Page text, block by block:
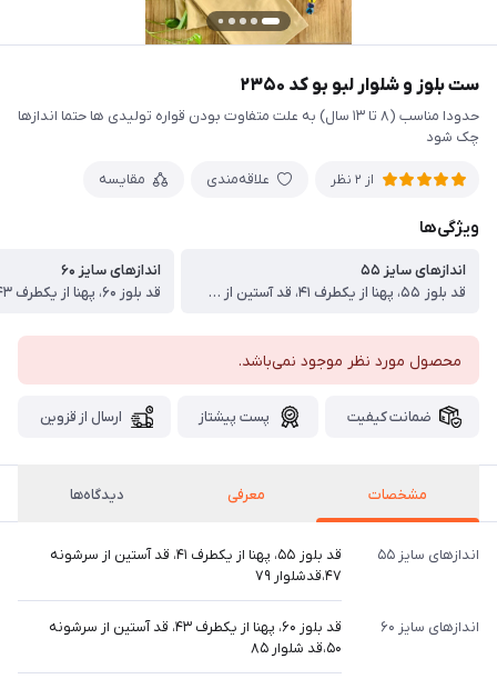
ست بلوز و شلوار لبو بو کد ۲۳۵۰
حدودا مناسب (۸ تا ۱۳ سال) به علت متفاوت بودن قواره تولیدی ها حتما اندازها
چک شود
از 2 نظر علاقه‌مندی مقایسه
ویژگی‌ها
اندازهای سایز ۵۵
قد بلوز ۵۵، پهنا از یکطرف ۴۱، قد آستین از سرشونه ۴۷،قدشلوار ۷۹
اندازهای سایز ۶۰
محصول مورد نظر موجود نمی‌باشد.
ضمانت کیفیت پست پیشتاز ارسال از قزوین
مشخصات معرفی دیدگاه‌ها
اندازهای سایز ۵۵
قد بلوز ۵۵، پهنا از یکطرف ۴۱، قد آستین از سرشونه
۴۷،قدشلوار ۷۹
اندازهای سایز ۶۰
قد بلوز ۶۰، پهنا از یکطرف ۴۳، قد آستین از سرشونه
۵۰،قد شلوار ۸۵